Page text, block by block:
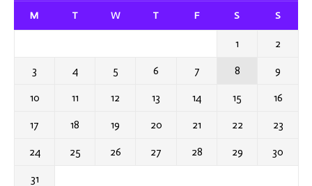
M T W T F S S
1 2
3 4 5 6 7 8 9
10 11 12 13 14 15 16
17 18 19 20 21 22 23
24 25 26 27 28 29 30
31